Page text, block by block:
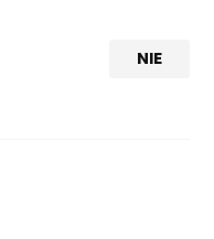
NIE